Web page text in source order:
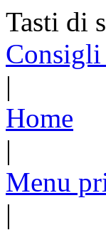
Tasti di
Consigli
|
Home
|
Menu
|